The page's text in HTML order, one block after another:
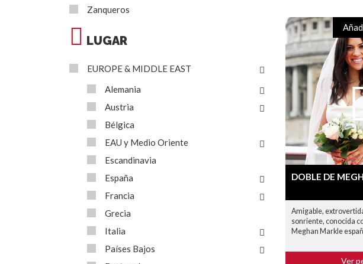
Zanqueros
LUGAR
EUROPE & MIDDLE EAST
Alemania
Austria
Bélgica
EAU y Medio Oriente
Escandinavia
España
Francia
Grecia
Italia
Países Bajos
DOBLE DE
Amigable,
sonriente, conocida
Meghan Markle
Ver